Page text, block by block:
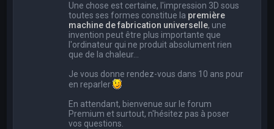
Une chose est certaine, l'impression 3D sous
toutes ses formes constitue la première
machine de fabrication universelle, une
invention peut être plus importante que
l'ordinateur qui ne produit absolument rien
que de la chaleur...
Je vous donne rendez-vous dans 10 ans pour
en reparler
En attendant, bienvenue sur le forum
Premium et surtout, n'hésitez pas à poser
vos questions.